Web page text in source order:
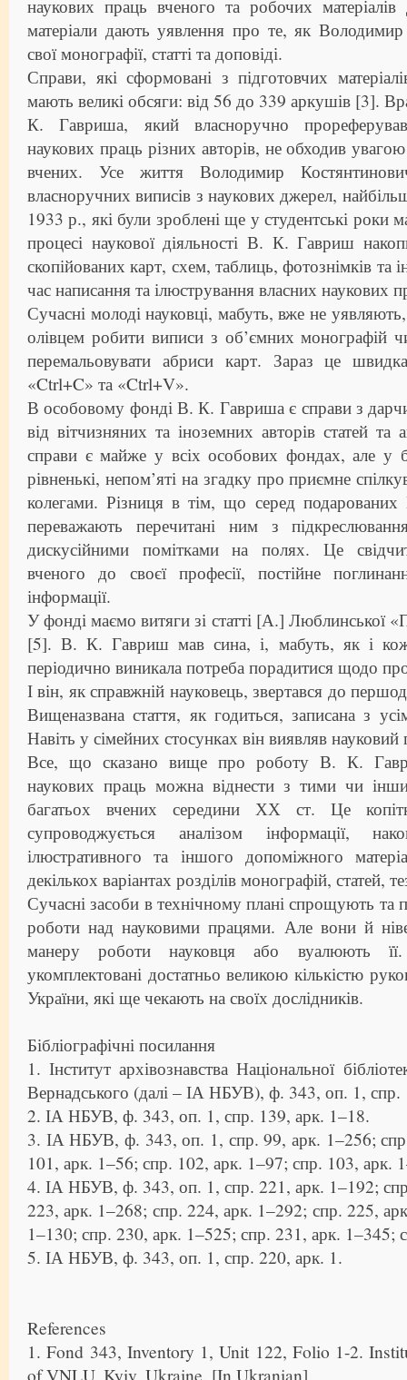
наукових праць вченого та робочих
матеріали дають уявлення про те, як
свої монографії, статті та доповіді.
Справи, які сформовані з підготовчих
мають великі обсяги: від 56 до 339 аркушів [3].
К. Гавриша, який власноручно прореферував
наукових праць різних авторів, не обходив
вчених. Усе життя Володимир
власноручних виписів з наукових джерел,
1933 р., які були зроблені ще у студентські роки
процесі наукової діяльності В. К. Гавриш
скопійованих карт, схем, таблиць, фотознімків та
час написання та ілюстрування власних наукових
Сучасні молоді науковці, мабуть, вже не
олівцем робити виписи з об’ємних монографій
перемальовувати абриси карт. Зараз це
«Ctrl+C» та «Ctrl+V».
В особовому фонді В. К. Гавриша є справи з
від вітчизняних та іноземних авторів статей та
справи є майже у всіх особових фондах, але у
рівненькі, непом’яті на згадку про приємне
колегами. Різниця в тім, що серед
переважають перечитані ним з
дискусійними помітками на полях. Це
вченого до своєї професії, постійне
інформації.
У фонді маємо витяги зі статті [А.] Люблинської
[5]. В. К. Гавриш мав сина, і, мабуть, як і
періодично виникала потреба порадитися щодо
І він, як справжній науковець, звертався до
Вищеназвана стаття, як годиться, записана з
Навіть у сімейних стосунках він виявляв науковий
Все, що сказано вище про роботу В. К.
наукових праць можна віднести з тими чи
багатьох вчених середини ХХ ст. Це
супроводжується аналізом інформації,
ілюстративного та іншого допоміжного
декількох варіантах розділів монографій, статей,
Сучасні засоби в технічному плані спрощують
роботи над науковими працями. Але вони й
манеру роботи науковця або вуалюють
укомплектовані достатньо великою кількістю
України, які ще чекають на своїх дослідників.
Бібліографічні посилання
1. Інститут архівознавства Національної
Вернадського (далі – ІА НБУВ), ф. 343, оп. 1, спр.
2. ІА НБУВ, ф. 343, оп. 1, спр. 139, арк. 1–18.
3. ІА НБУВ, ф. 343, оп. 1, спр. 99, арк. 1–256;
101, арк. 1–56; спр. 102, арк. 1–97; спр. 103, арк.
4. ІА НБУВ, ф. 343, оп. 1, спр. 221, арк. 1–192;
223, арк. 1–268; спр. 224, арк. 1–292; спр. 225,
1–130; спр. 230, арк. 1–525; спр. 231, арк. 1–345;
5. ІА НБУВ, ф. 343, оп. 1, спр. 220, арк. 1.
References
1. Fond 343, Inventory 1, Unit 122, Folio 1-2.
of VNLU, Kyiv, Ukraine. [In Ukranian].